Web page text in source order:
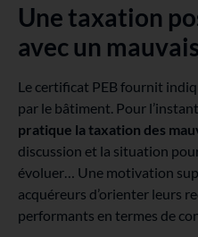
Une taxation
avec un
Le certificat PEB fournit
par le bâtiment. Pour
pratique la taxation des
discussion et la situation
évoluer… Une motivation
acquéreurs d’orienter leurs
performants en termes de